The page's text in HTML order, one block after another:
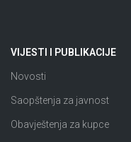
VIJESTI I PUBLIKACIJE
Novosti
Saopštenja za javnost
Obavještenja za kupce